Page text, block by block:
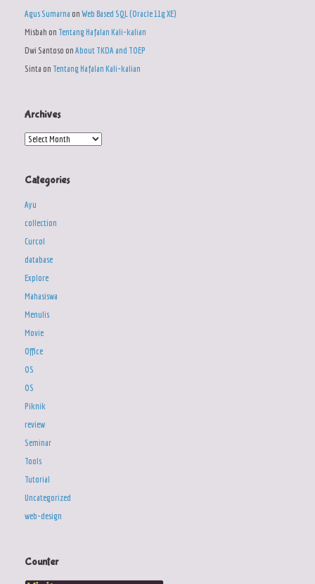
Agus Sumarna on Web Based SQL (Oracle 11g XE)
Misbah on Tentang Hafalan Kali-kalian
Dwi Santoso on About TKDA and TOEP
Sinta on Tentang Hafalan Kali-kalian
Archives
Archives
Categories
Ayu
collection
Curcol
database
Explore
Mahasiswa
Menulis
Movie
Office
OS
OS
Piknik
review
Seminar
Tools
Tutorial
Uncategorized
web-design
Counter